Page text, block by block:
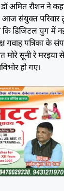
अमित रौशन ने
आज संयुक्त
कि डिजिटल युग में
गवाह पत्रिका के
सूनी रे मरइया
हो गए।